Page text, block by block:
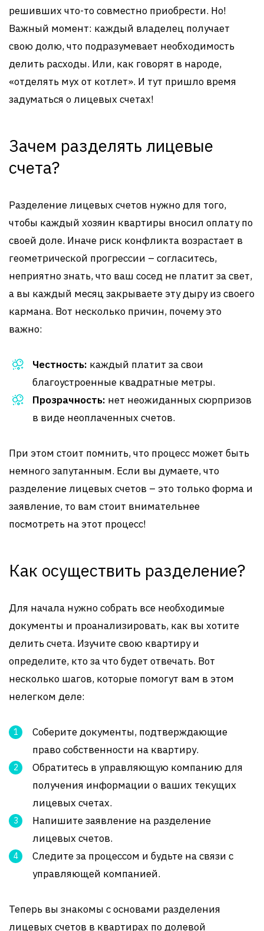
решивших что-то совместно приобрести. Но!
Важный момент: каждый владелец получает
свою долю, что подразумевает необходимость
делить расходы. Или, как говорят в народе,
«отделять мух от котлет». И тут пришло время
задуматься о лицевых счетах!
Зачем разделять лицевые
счета?
Разделение лицевых счетов нужно для того,
чтобы каждый хозяин квартиры вносил оплату по
своей доле. Иначе риск конфликта возрастает в
геометрической прогрессии – согласитесь,
неприятно знать, что ваш сосед не платит за свет,
а вы каждый месяц закрываете эту дыру из своего
кармана. Вот несколько причин, почему это
важно:
Честность: каждый платит за свои
благоустроенные квадратные метры.
Прозрачность: нет неожиданных сюрпризов
в виде неоплаченных счетов.
При этом стоит помнить, что процесс может быть
немного запутанным. Если вы думаете, что
разделение лицевых счетов – это только форма и
заявление, то вам стоит внимательнее
посмотреть на этот процесс!
Как осуществить разделение?
Для начала нужно собрать все необходимые
документы и проанализировать, как вы хотите
делить счета. Изучите свою квартиру и
определите, кто за что будет отвечать. Вот
несколько шагов, которые помогут вам в этом
нелегком деле:
Соберите документы, подтверждающие
право собственности на квартиру.
Обратитесь в управляющую компанию для
получения информации о ваших текущих
лицевых счетах.
Напишите заявление на разделение
лицевых счетов.
Следите за процессом и будьте на связи с
управляющей компанией.
Теперь вы знакомы с основами разделения
лицевых счетов в квартирах по долевой